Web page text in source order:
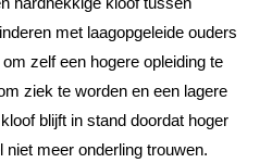
met laagopgeleide ouders
zelf een hogere opleiding te
ziek te worden en een lagere
blijft in stand doordat hoger
niet meer onderling trouwen.